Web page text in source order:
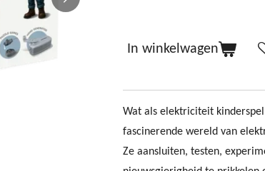
In winkelwagen
Wat als elektriciteit kinderspel
fascinerende wereld van
Ze aansluiten, testen,